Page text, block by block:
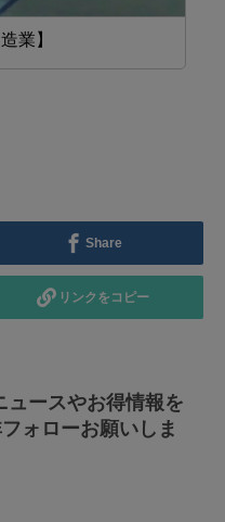
業】
Share
リンクをコピー
ュースやお得情報を
ォローお願いしま